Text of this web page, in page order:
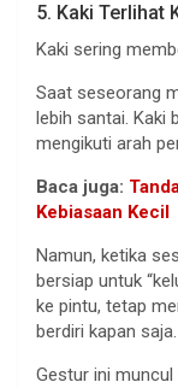
5. Kaki Terlihat
Kaki sering
Saat seseorang
lebih santai. Kaki
mengikuti arah
Baca juga:
Kebiasaan Kecil
Namun, ketika
bersiap untuk
ke pintu, tetap
berdiri kapan saja.
Gestur ini